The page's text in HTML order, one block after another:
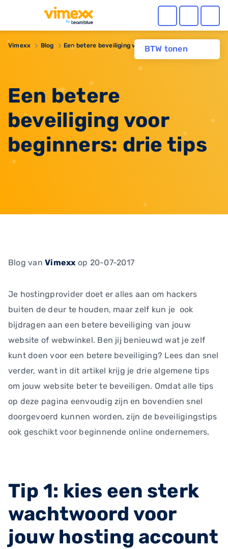
BTW tonen
Vimexx Blog Een betere beveiliging voor beginners: drie tips
Een betere
beveiliging voor
beginners: drie tips
Blog vanVimexx op 20-07-2017
Je hostingprovider doet er alles aan om hackers
buiten de deur te houden, maar zelf kun je ook
bijdragen aan een betere beveiliging van jouw
website of webwinkel. Ben jij benieuwd wat je zelf
kunt doen voor een betere beveiliging? Lees dan snel
verder, want in dit artikel krijg je drie algemene tips
om jouw website beter te beveiligen. Omdat alle tips
op deze pagina eenvoudig zijn en bovendien snel
doorgevoerd kunnen worden, zijn de beveiligingstips
ook geschikt voor beginnende online ondernemers.
Tip 1: kies een sterk
wachtwoord voor
jouw hosting account